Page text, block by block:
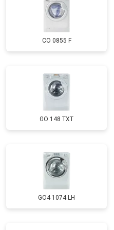
CO 0855 F
GO 148 TXT
GO4 1074 LH